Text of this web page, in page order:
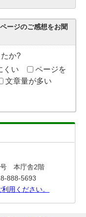
ージのご感想をお聞
か?
くい
ページを
文章量が多い
号 本庁舎2階
888-5693
用ください。